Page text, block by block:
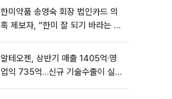
한미약품 송영숙 회장 법인카드 의
혹 제보자, “한미 잘 되기 바라는 마
알테오젠, 상반기 매출 1405억·영
업익 735억…신규 기술수출이 실적